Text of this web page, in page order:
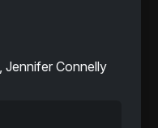
Jennifer Connelly